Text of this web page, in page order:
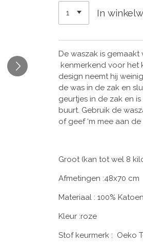
In
De waszak is
kenmerkend voor het
design neemt hij
de was in de zak en
geurtjes in de zak en
buurt. Gebruik de
of geef ‘m mee aan
Groot (kan tot wel 8
Afmetingen :48x70 cm
Materiaal : 100% Katoen
Kleur :roze
Stof keurmerk : Oeko